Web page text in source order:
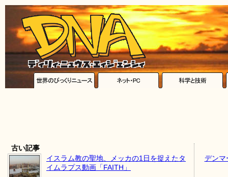
古い記事
イスラム教の聖地、メッカの1日を捉えたタ
イムラプス動画「FAITH」
デンマ